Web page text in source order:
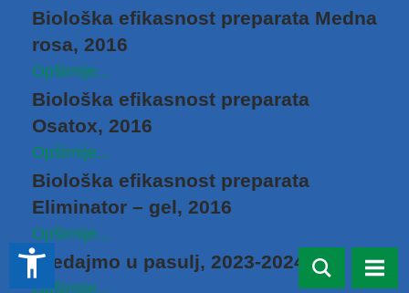
Biološka efikasnost preparata Medna
rosa, 2016
Opširnije...
Biološkа efikasnost preparata
Osatox, 2016
Opširnije...
Biološka efikasnost preparata
Eliminator – gel, 2016
Opširnije...
Gledajmo u pasulj, 2023-2024
Opširnije...
accessibility_new